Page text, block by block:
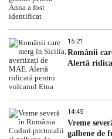
15:21
Românii
Alertă
14:45
Vreme
galbene de